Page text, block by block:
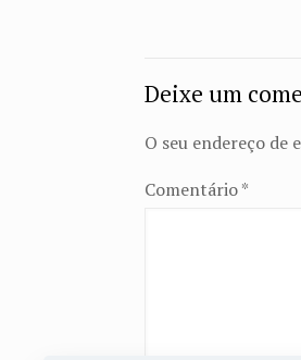
Deixe um
O seu endereço de
Comentário*